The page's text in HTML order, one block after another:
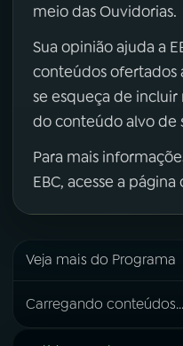
meio das Ouvidorias.
Sua opinião ajuda a
conteúdos ofertados
se esqueça de incluir
do conteúdo alvo de
Para mais
EBC, acesse a
Veja mais do Programa
Carregando conteúdos...